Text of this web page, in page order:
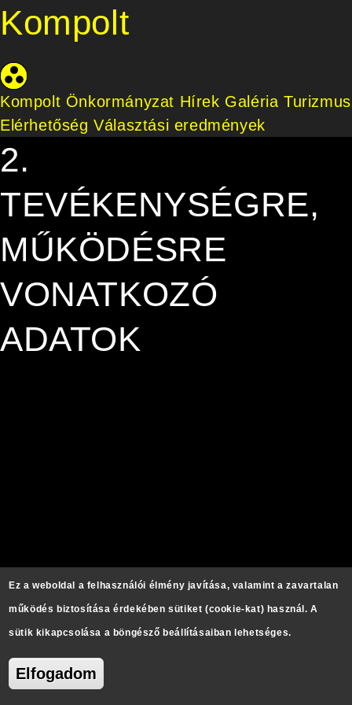
Kompolt
Kompolt Önkormányzat Hírek Galéria Turizmus
Elérhetőség Választási eredmények
2.
TEVÉKENYSÉGRE,
MŰKÖDÉSRE
VONATKOZÓ
ADATOK
Ez a weboldal a felhasználói élmény javítása, valamint a zavartalan
működés biztosítása érdekében sütiket (cookie-kat) használ. A
sütik kikapcsolása a böngésző beállításaiban lehetséges.
Elfogadom